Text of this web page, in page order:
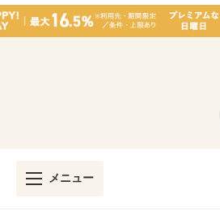
メニュー